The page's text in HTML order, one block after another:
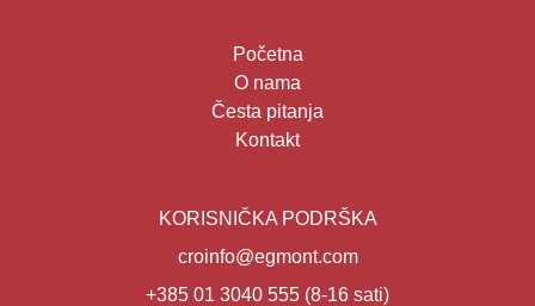
Početna
O nama
Česta pitanja
Kontakt
KORISNIČKA PODRŠKA
croinfo@egmont.com
+385 01 3040 555 (8-16 sati)